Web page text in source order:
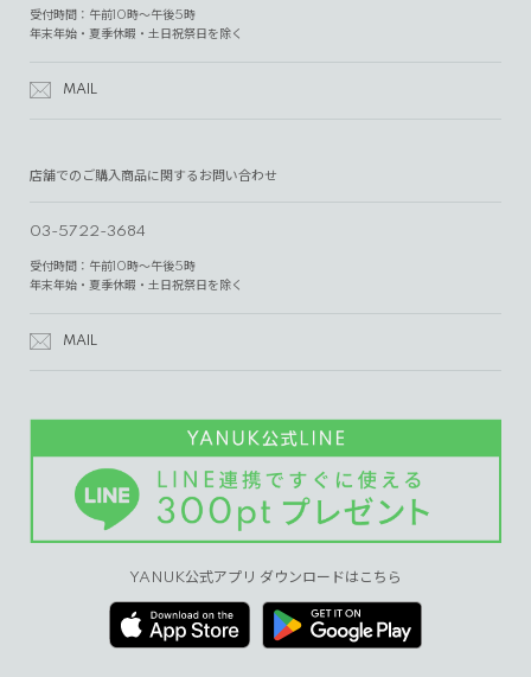
受付時間：午前10時～午後5時
年末年始・夏季休暇・土日祝祭日を除く
MAIL
店舗でのご購入商品に関するお問い合わせ
03-5722-3684
受付時間：午前10時～午後5時
年末年始・夏季休暇・土日祝祭日を除く
MAIL
YANUK公式アプリ ダウンロードはこちら